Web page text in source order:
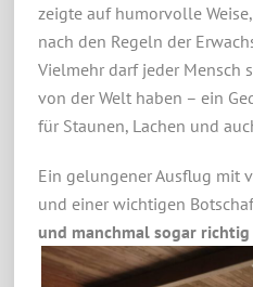
zeigte auf humorvolle
nach den Regeln der
Vielmehr darf jeder Mensch
von der Welt haben – ein
für Staunen, Lachen und
Ein gelungener Ausflug mit
und einer wichtigen
und manchmal sogar